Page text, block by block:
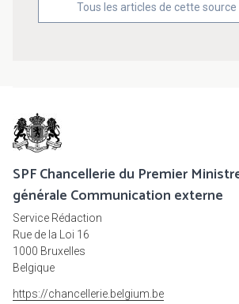
Tous les articles de cette source
SPF Chancellerie du Premier
générale Communication externe
Service Rédaction
Rue de la Loi 16
1000 Bruxelles
Belgique
https://chancellerie.belgium.be